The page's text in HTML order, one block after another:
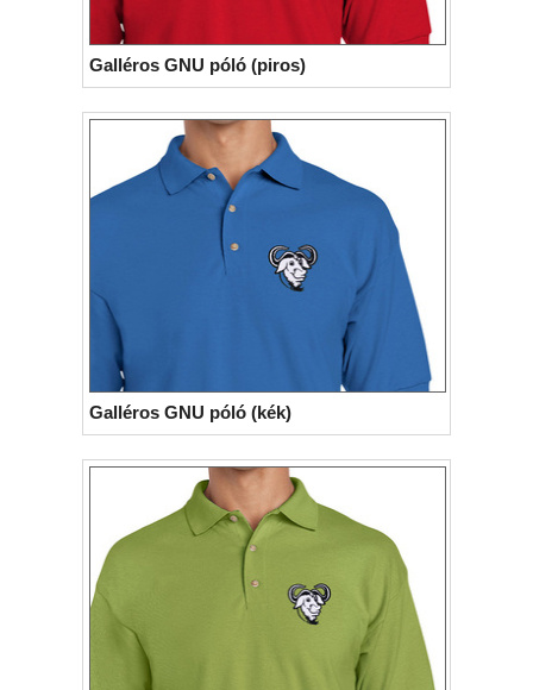
ReactOS Rocky Linux
Slackware Taskwarrior
Ubuntu MATE Ubuntu Studio VLC
Xubuntu
Galléros GNU póló (piros)
Galléros GNU póló (kék)